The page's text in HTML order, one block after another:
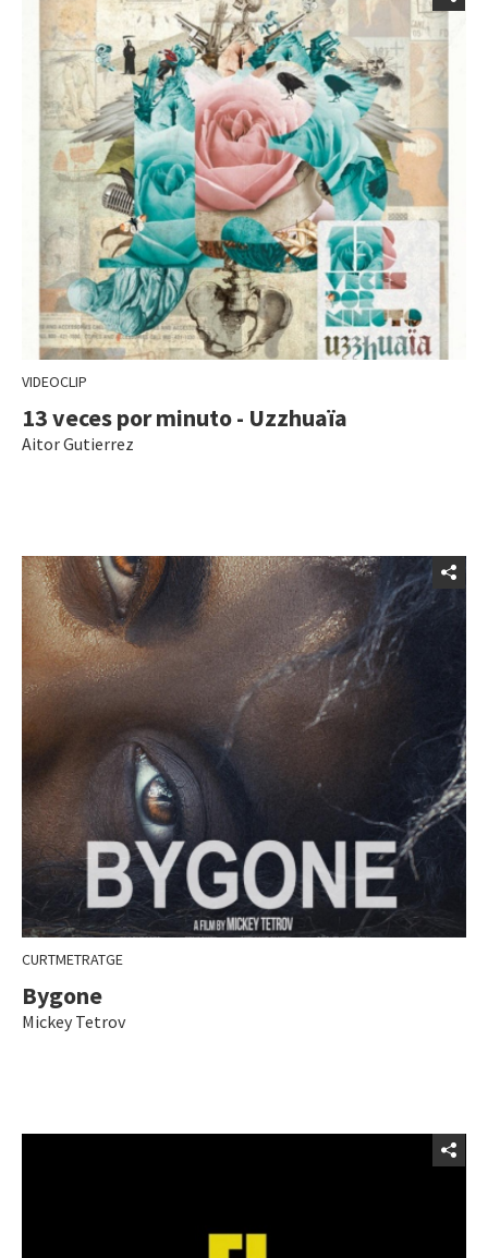
VIDEOCLIP
13 veces por minuto - Uzzhuaïa
Aitor Gutierrez
CURTMETRATGE
Bygone
Mickey Tetrov